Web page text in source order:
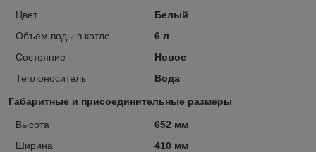
Цвет
Белый
Объем воды в котле
6 л
Состояние
Новое
Теплоноситель
Вода
Габаритные и присоединительные размеры
Высота
652 мм
Ширина
410 мм